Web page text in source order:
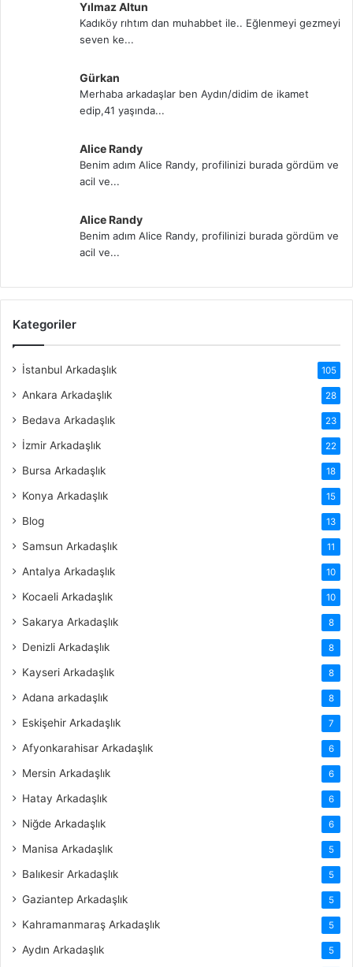
Yılmaz Altun
Kadıköy rıhtım dan muhabbet ile.. Eğlenmeyi gezmeyi
seven ke...
Gürkan
Merhaba arkadaşlar ben Aydın/didim de ikamet
edip,41 yaşında...
Alice Randy
Benim adım Alice Randy, profilinizi burada gördüm ve
acil ve...
Alice Randy
Benim adım Alice Randy, profilinizi burada gördüm ve
acil ve...
Kategoriler
İstanbul Arkadaşlık 105
Ankara Arkadaşlık 28
Bedava Arkadaşlık 23
İzmir Arkadaşlık 22
Bursa Arkadaşlık 18
Konya Arkadaşlık 15
Blog 13
Samsun Arkadaşlık 11
Antalya Arkadaşlık 10
Kocaeli Arkadaşlık 10
Sakarya Arkadaşlık 8
Denizli Arkadaşlık 8
Kayseri Arkadaşlık 8
Adana arkadaşlık 8
Eskişehir Arkadaşlık 7
Afyonkarahisar Arkadaşlık 6
Mersin Arkadaşlık 6
Hatay Arkadaşlık 6
Niğde Arkadaşlık 6
Manisa Arkadaşlık 5
Balıkesir Arkadaşlık 5
Gaziantep Arkadaşlık 5
Kahramanmaraş Arkadaşlık 5
Aydın Arkadaşlık 5